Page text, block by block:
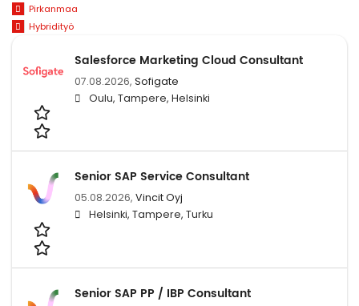
Pirkanmaa
Hybridityö
Salesforce Marketing Cloud Consultant
07.08.2026, Sofigate
Oulu, Tampere, Helsinki
Senior SAP Service Consultant
05.08.2026, Vincit Oyj
Helsinki, Tampere, Turku
Senior SAP PP / IBP Consultant